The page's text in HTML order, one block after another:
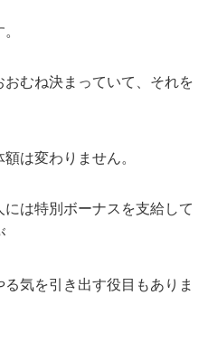
むね決まっていて、それを
は変わりません。
は特別ボーナスを支給して
気を引き出す役目もありま